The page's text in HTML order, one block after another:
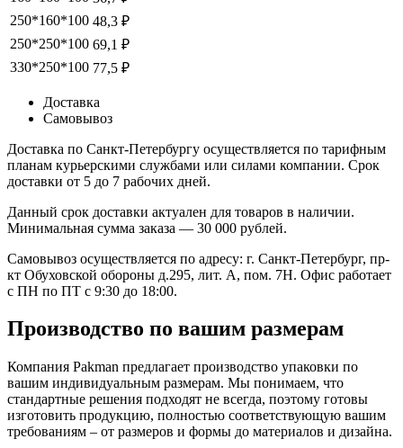
250*160*100 48,3 ₽
250*250*100 69,1 ₽
330*250*100 77,5 ₽
Доставка
Самовывоз
Доставка по Санкт-Петербургу осуществляется по тарифным
планам курьерскими службами или силами компании. Срок
доставки от 5 до 7 рабочих дней.
Данный срок доставки актуален для товаров в наличии.
Минимальная сумма заказа — 30 000 рублей.
Самовывоз осуществляется по адресу: г. Санкт-Петербург, пр-
кт Обуховской обороны д.295, лит. А, пом. 7Н. Офис работает
с ПН по ПТ с 9:30 до 18:00.
Производство по вашим размерам
Компания Pakman предлагает производство упаковки по
вашим индивидуальным размерам. Мы понимаем, что
стандартные решения подходят не всегда, поэтому готовы
изготовить продукцию, полностью соответствующую вашим
требованиям – от размеров и формы до материалов и дизайна.